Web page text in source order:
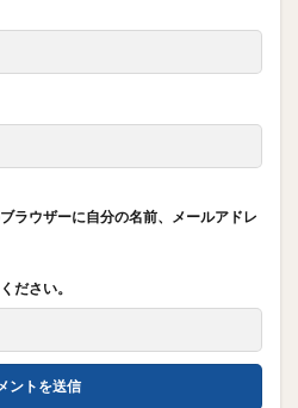
ラウザーに自分の名前、メールアドレ
ださい。